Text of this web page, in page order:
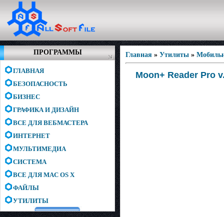
ПРОГРАММЫ
ГЛАВНАЯ
БЕЗОПАСНОСТЬ
БИЗНЕС
ГРАФИКА И ДИЗАЙН
ВСЕ ДЛЯ ВЕБМАСТЕРА
ИНТЕРНЕТ
МУЛЬТИМЕДИА
СИСТЕМА
ВСЕ ДЛЯ MAC OS X
ФАЙЛЫ
УТИЛИТЫ
Главная » Утилиты »
Moon+ Reader Pro